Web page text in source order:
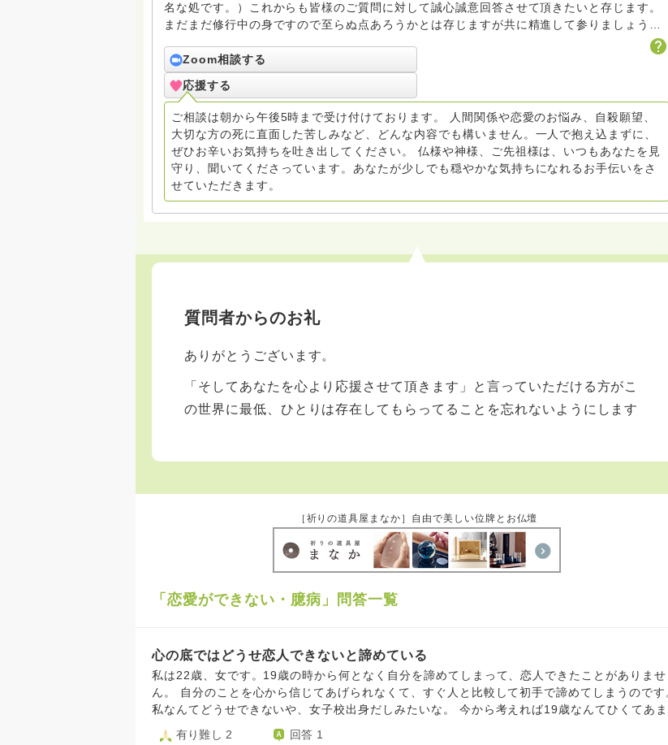
名な処です。）これからも皆様のご質問に対して誠心誠意回答させて頂きたいと存じます。
まだまだ修行中の身ですので至らぬ点あろうかとは存じますが共に精進して参りましょう
Zoom相談する
応援する
ご相談は朝から午後5時まで受け付けております。 人間関係や恋愛のお悩み、自殺願望、
大切な方の死に直面した苦しみなど、どんな内容でも構いません。一人で抱え込まずに、
ぜひお辛いお気持ちを吐き出してください。 仏様や神様、ご先祖様は、いつもあなたを見
守り、聞いてくださっています。あなたが少しでも穏やかな気持ちになれるお手伝いをさ
せていただきます。
質問者からのお礼
ありがとうございます。
「そしてあなたを心より応援させて頂きます」と言っていただける方がこ
の世界に最低、ひとりは存在してもらってることを忘れないようにします
［祈りの道具屋まなか］自由で美しい位牌とお仏壇
「恋愛ができない・臆病」問答一覧
心の底ではどうせ恋人できないと諦めている
私は22歳、女です。19歳の時から何となく自分を諦めてしまって、恋人できたことがありませ
ん。 自分のことを心から信じてあげられなくて、すぐ人と比較して初手で諦めてしまうのです。
私なんてどうせできないや、女子校出身だしみたいな。 今から考えれば19歳なんてひくてあま
た。今だって若い。でもすぐに自分なんて、私なんてとネガティブでネチョネチョしていて、客
有り難し 2 回答 1